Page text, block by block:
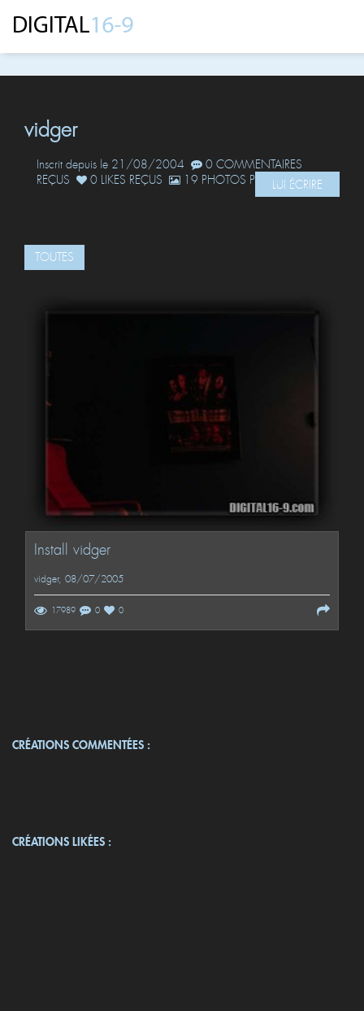
vidger
Inscrit depuis le 21/08/2004
0 COMMENTAIRES
REÇUS
0 LIKES REÇUS 19 PHOTOS POSTÉESLUI ÉCRIRE
TOUTES
Install vidger
vidger, 08/07/2005
17989 0 0
CRÉATIONS COMMENTÉES :
CRÉATIONS LIKÉES :